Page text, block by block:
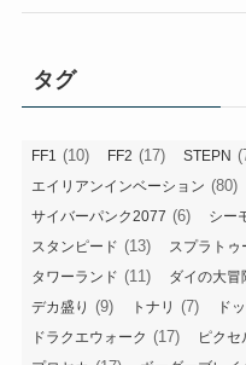
タグ
FF1 (10) FF2 (17) STEPN
エイリアンインベーション (80)
サイバーパンク2077 (6) シー
スタンピード (13) スプラトゥ
タワーランド (11) ダイの大冒
デカ盛り (9) トナリ (7) ド
ドラクエウォーク (17) ピクセ